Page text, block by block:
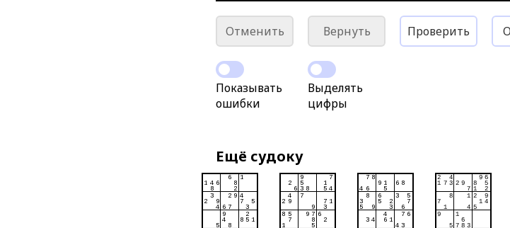
Отменить Вернуть Проверить
Показывать
ошибки
Выделять
цифры
Ещё судоку